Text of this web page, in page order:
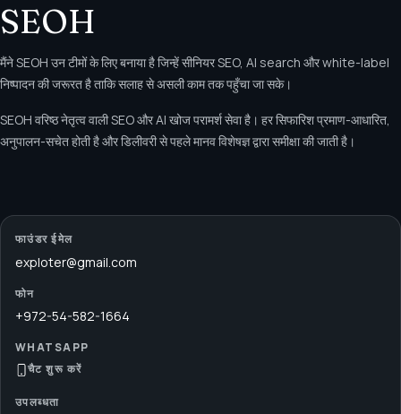
SEOH
मैंने SEOH उन टीमों के लिए बनाया है जिन्हें सीनियर SEO, AI search और white-label
निष्पादन की जरूरत है ताकि सलाह से असली काम तक पहुँचा जा सके।
SEOH वरिष्ठ नेतृत्व वाली SEO और AI खोज परामर्श सेवा है। हर सिफारिश प्रमाण-आधारित,
अनुपालन-सचेत होती है और डिलीवरी से पहले मानव विशेषज्ञ द्वारा समीक्षा की जाती है।
फाउंडर ईमेल
exploter@gmail.com
फोन
+972-54-582-1664
WHATSAPP
चैट शुरू करें
उपलब्धता